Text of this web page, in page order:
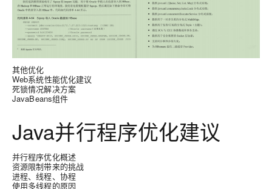
其他优化
Web系统性能优化建议
死锁情况解决方案
JavaBeans组件
Java并行程序优化建议
并行程序优化概述
资源限制带来的挑战
进程、线程、协程
使用多线程的原因